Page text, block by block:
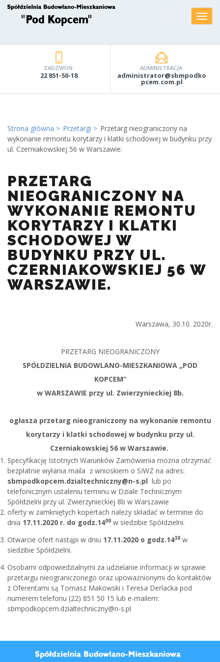
ZADZWOŃ:
22 851-50-18
ADMINISTRACJA:
administrator@sbmpodko
pcem.com.pl
Strona główna Przetargi
Przetarg nieograniczony na
wykonanie remontu korytarzy i klatki schodowej w budynku przy
ul. Czerniakowskiej 56 w Warszawie.
PRZETARG
NIEOGRANICZONY NA
WYKONANIE REMONTU
KORYTARZY I KLATKI
SCHODOWEJ W
BUDYNKU PRZY UL.
CZERNIAKOWSKIEJ 56 W
WARSZAWIE.
Warszawa, 30.10. 2020r.
PRZETARG NIEOGRANICZONY
SPÓŁDZIELNIA BUDOWLANO-MIESZKANIOWA „POD
KOPCEM”
w WARSZAWIE przy ul. Zwierzynieckiej 8b.
ogłasza przetarg nieograniczony na wykonanie remontu
korytarzy i klatki schodowej w budynku przy ul.
Czerniakowskiej 56 w Warszawie.
Specyfikację Istotnych Warunków Zamówienia można otrzymać
bezpłatnie wyłania maila z wnioskiem o SIWZ na adres:
sbmpodkopcem.dzialtechniczny@n-s.pl lub po
telefonicznym ustaleniu terminu w Dziale Technicznym
Spółdzielni przy ul. Zwierzynieckiej 8b w Warszawie
oferty w zamkniętych kopertach należy składać w terminie do
dnia 17.11.2020 r. do godz.1400 w siedzibie Spółdzielni.
Otwarcie ofert nastąpi w dniu 17.11.2020 o godz.1430 w
siedzibie Spółdzielni.
Osobami odpowiedzialnymi za udzielanie informacji w sprawie
przetargu nieograniczonego oraz upoważnionymi do kontaktów
z Oferentami są Tomasz Makowski i Teresa Derlacka pod
numerem telefonu (22) 851 50 15 lub e-mailem:
sbmpodkopcem.dzialtechniczny@n-s.pl